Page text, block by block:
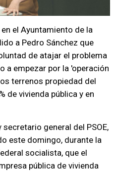
el Ayuntamiento de la
a Pedro Sánchez que
de atajar el problema
a empezar por la 'operación
terrenos propiedad del
de vivienda pública y en
general del PSOE,
este domingo, durante la
socialista, que el
pública de vivienda